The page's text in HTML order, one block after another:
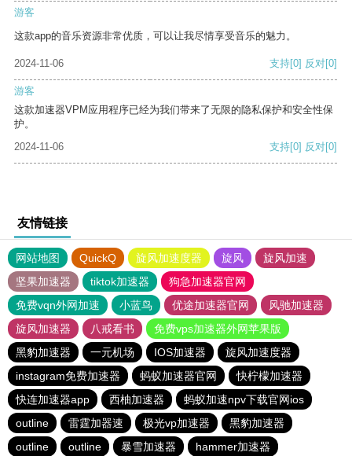
游客
这款app的音乐资源非常优质，可以让我尽情享受音乐的魅力。
2024-11-06 支持[0] 反对[0]
游客
这款加速器VPM应用程序已经为我们带来了无限的隐私保护和安全性保
护。
2024-11-06
支持[0] 反对[0]
友情链接
网站地图 QuickQ 旋风加速度器 旋风
旋风加速
坚果加速器
tiktok加速器
狗急加速器官网
免费vqn外网加速
小蓝鸟 优途加速器官网
风驰加速器
旋风加速器
八戒看书
免费vps加速器外网苹果版
黑豹加速器
一元机场 IOS加速器
旋风加速度器
instagram免费加速器
蚂蚁加速器官网
快柠檬加速器
快连加速器app
西柚加速器
蚂蚁加速npv下载官网ios
outline
雷霆加器速 极光vp加速器
黑豹加速器
outline
outline 暴雪加速器 hammer加速器